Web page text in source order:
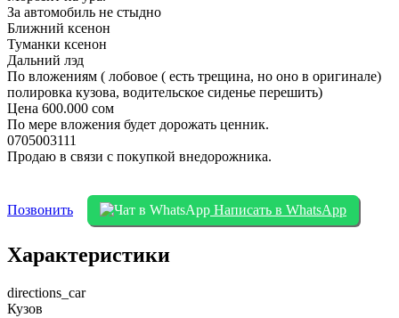
За автомобиль не стыдно
Ближний ксенон
Туманки ксенон
Дальний лэд
По вложениям ( лобовое ( есть трещина, но оно в оригинале)
полировка кузова, водительское сиденье перешить)
Цена 600.000 сом
По мере вложения будет дорожать ценник.
0705003111
Продаю в связи с покупкой внедорожника.
Позвонить Написать в WhatsApp
Характеристики
directions_car
Кузов